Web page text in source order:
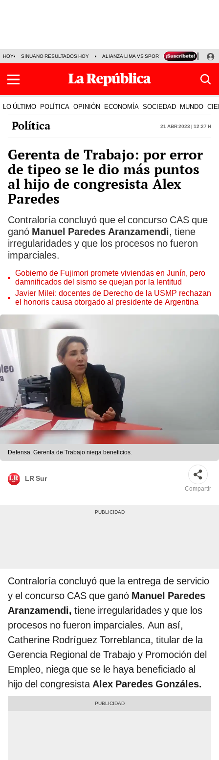
HOY SINUANO RESULTADOS HOY ALIANZA LIMA VS SPORT BOYS JORGE
LO ÚLTIMO POLÍTICA OPINIÓN ECONOMÍA SOCIEDAD MUNDO
Política 21 Abr 2023 | 12:27 h
Gerenta de Trabajo: por error
de tipeo se le dio más puntos
al hijo de congresista Alex
Paredes
Contraloría concluyó que el concurso CAS que
ganó Manuel Paredes Aranzamendi, tiene
irregularidades y que los procesos no fueron
imparciales.
Gobierno de Fujimori promete viviendas en Junín, pero
damnificados del sismo se quejan por la lentitud
Javier Milei: docentes de Derecho de la USMP rechazan
el honoris causa otorgado al presidente de Argentina
Defensa. Gerenta de Trabajo niega beneficios.
LR Sur
Compartir
Contraloría concluyó que la entrega de servicio
y el concurso CAS que ganó Manuel Paredes
Aranzamendi, tiene irregularidades y que los
procesos no fueron imparciales. Aun así,
Catherine Rodríguez Torreblanca, titular de la
Gerencia Regional de Trabajo y Promoción del
Empleo, niega que se le haya beneficiado al
hijo del congresistaAlex Paredes Gonzáles.